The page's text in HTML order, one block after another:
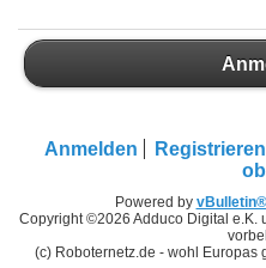
Anmelden Registrieren
Powered by vBulletin®
Copyright ©2026 Adduco Digital e.K.
(c) Roboternetz.de - wohl Europas